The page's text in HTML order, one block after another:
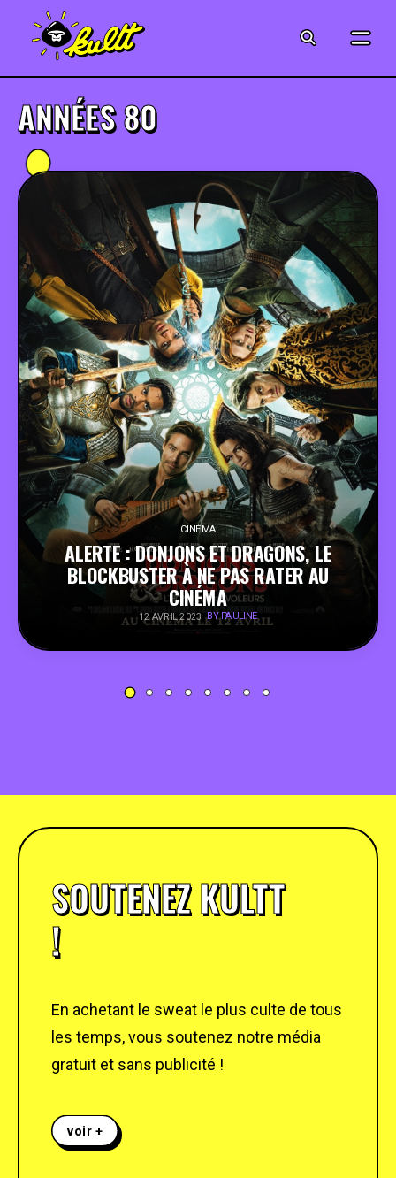
MUSIQUE
CRÉATION
ART
JEUX-VIDÉO
VINTAGE
PEOPLE
FOOD
BONS PLANS
SOUTENEZ KULTT
ANNÉES 80
CINÉMA
ALERTE : DONJONS ET DRAGONS, LE
BLOCKBUSTER À NE PAS RATER AU
CINÉMA
12 AVRIL 2023 BY PAULINE
SOUTENEZ KULTT
!
En achetant le sweat le plus culte de tous
les temps, vous soutenez notre média
gratuit et sans publicité !
voir +